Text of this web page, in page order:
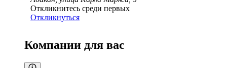
Откликнитесь среди первых
Откликнуться
Компании для вас